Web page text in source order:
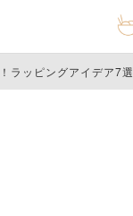
ラッピングアイデア7選